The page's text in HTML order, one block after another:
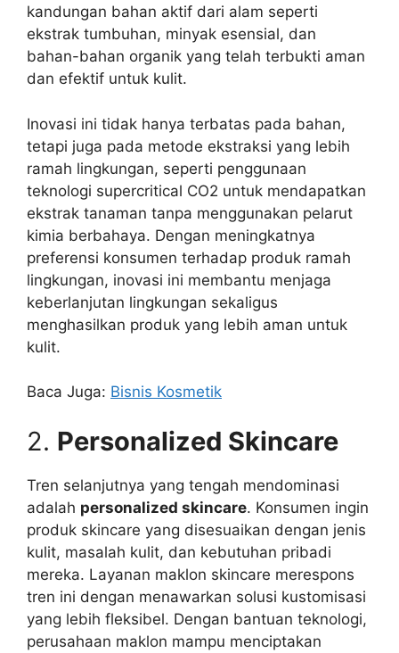
kandungan bahan aktif dari alam seperti
ekstrak tumbuhan, minyak esensial, dan
bahan-bahan organik yang telah terbukti aman
dan efektif untuk kulit.
Inovasi ini tidak hanya terbatas pada bahan,
tetapi juga pada metode ekstraksi yang lebih
ramah lingkungan, seperti penggunaan
teknologi supercritical CO2 untuk mendapatkan
ekstrak tanaman tanpa menggunakan pelarut
kimia berbahaya. Dengan meningkatnya
preferensi konsumen terhadap produk ramah
lingkungan, inovasi ini membantu menjaga
keberlanjutan lingkungan sekaligus
menghasilkan produk yang lebih aman untuk
kulit.
Baca Juga: Bisnis Kosmetik
2. Personalized Skincare
Tren selanjutnya yang tengah mendominasi
adalah personalized skincare. Konsumen ingin
produk skincare yang disesuaikan dengan jenis
kulit, masalah kulit, dan kebutuhan pribadi
mereka. Layanan maklon skincare merespons
tren ini dengan menawarkan solusi kustomisasi
yang lebih fleksibel. Dengan bantuan teknologi,
perusahaan maklon mampu menciptakan